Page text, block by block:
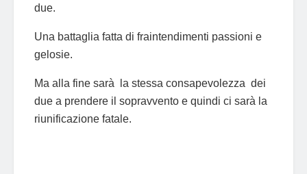
due.
Una battaglia fatta di fraintendimenti passioni e
gelosie.
Ma alla fine sarà la stessa consapevolezza dei
due a prendere il sopravvento e quindi ci sarà la
riunificazione fatale.